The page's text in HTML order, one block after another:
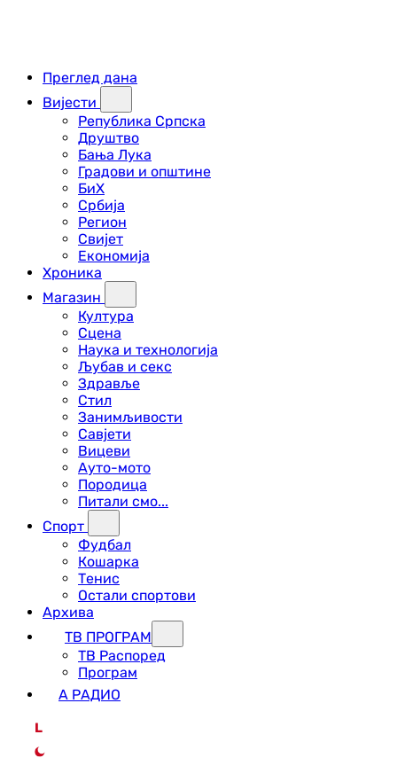
Преглед дана
Вијести
Република Српска
Друштво
Бања Лука
Градови и општине
БиХ
Србија
Регион
Свијет
Економија
Хроника
Магазин
Култура
Сцена
Наука и технологија
Љубав и секс
Здравље
Стил
Занимљивости
Савјети
Вицеви
Ауто-мото
Породица
Питали смо...
Спорт
Фудбал
Кошарка
Тенис
Остали спортови
Архива
ТВ ПРОГРАМ
ТВ Распоред
Програм
А РАДИО
L